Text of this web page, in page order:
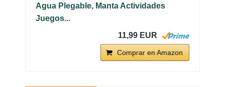
Agua Plegable, Manta Actividades
Juegos...
11,99 EUR
Comprar en Amazon